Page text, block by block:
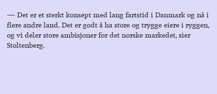
― Det er et sterkt konsept med lang fartstid i Danmark og nå i
flere andre land. Det er godt å ha store og trygge eiere i ryggen,
og vi deler store ambisjoner for det norske markedet, sier
Stoltenberg.